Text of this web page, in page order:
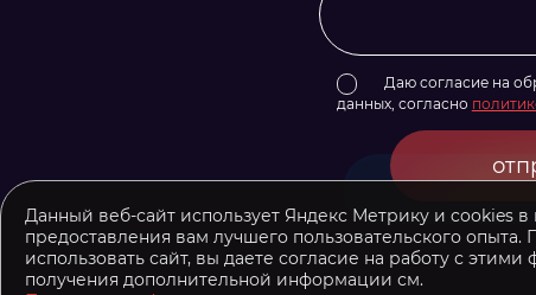
Даю согласие на
данных, согласно
Данный веб-сайт использует Яндекс Метрику и cookies в
предоставления вам лучшего пользовательского опыта.
использовать сайт, вы даете согласие на работу с
получения дополнительной информации см.